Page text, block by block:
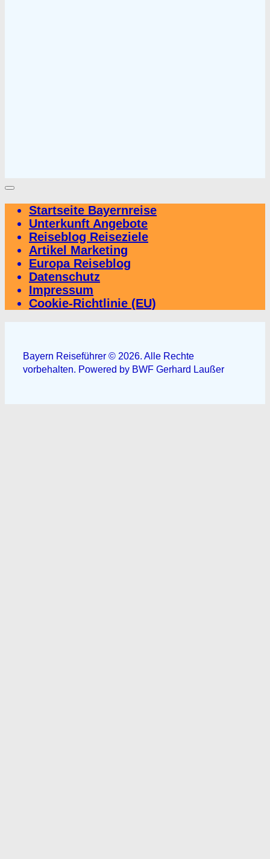
Startseite Bayernreise
Unterkunft Angebote
Reiseblog Reiseziele
Artikel Marketing
Europa Reiseblog
Datenschutz
Impressum
Cookie-Richtlinie (EU)
Bayern Reiseführer © 2026. Alle Rechte
vorbehalten. Powered by BWF Gerhard Laußer